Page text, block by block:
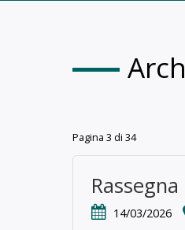
Pagina 3 di 34
14/03/2026